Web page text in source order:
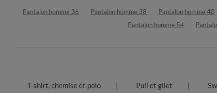
Pantalon homme 36 Pantalon homme 38 Pantalon homme 40
Pantalon homme 54
T-shirt, chemise et polo Pull et gilet